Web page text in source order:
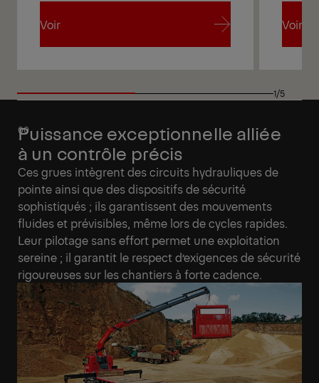
Voir Voir
1/5
Puissance exceptionnelle alliée
à un contrôle précis
Ces grues intègrent des circuits hydrauliques de
pointe ainsi que des dispositifs de sécurité
sophistiqués ; ils garantissent des mouvements
fluides et prévisibles, même lors de cycles rapides.
Leur pilotage sans effort permet une exploitation
sereine ; il garantit le respect d’exigences de sécurité
rigoureuses sur les chantiers à forte cadence.